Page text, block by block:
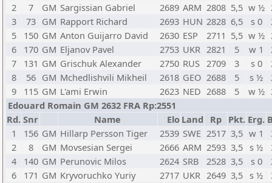
2
7 GM Sargissian Gabriel 2689 ARM 2808 5,5 w ½
3
73 GM Rapport Richard 2693 HUN 2828 6,5 s 0
5
150 GM Anton Guijarro David 2630 ESP 2711 5,5 w ½
6
170 GM Eljanov Pavel 2753 UKR 2821 5 w 1
7
131 GM Grischuk Alexander 2750 RUS 2709 3 s 0
8
56 GM Mchedlishvili Mikheil 2618 GEO 2688 5 s ½
9
115 GM L'ami Erwin 2623 NED 2688 5 w ½
Edouard Romain GM 2632 FRA Rp:2551
Rd. Snr Name Elo Land Rp Pkt. Erg.
1
156 GM Hillarp Persson Tiger 2539 SWE 2517 3,5 w 1
2
8 GM Movsesian Sergei 2666 ARM 2593 3,5 s ½
4
140 GM Perunovic Milos 2624 SRB 2528 3,5 s 0
6
171 GM Kryvoruchko Yuriy 2717 UKR 2649 3,5 s ½